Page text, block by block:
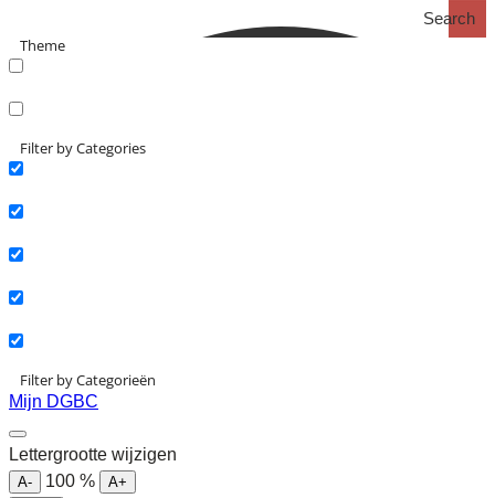
Search
Theme
Filter by Categories
Filter by Categorieën
Mijn DGBC
Lettergrootte wijzigen
A- 100 %
A+